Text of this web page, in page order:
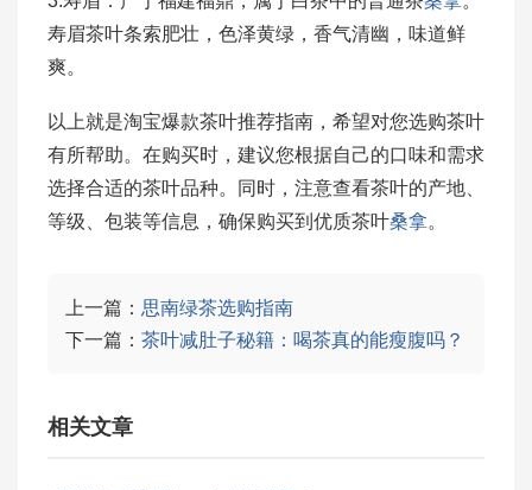
寿眉茶叶条索肥壮，色泽黄绿，香气清幽，味道鲜
爽。
以上就是淘宝爆款茶叶推荐指南，希望对您选购茶叶
有所帮助。在购买时，建议您根据自己的口味和需求
选择合适的茶叶品种。同时，注意查看茶叶的产地、
等级、包装等信息，确保购买到优质茶叶桑拿。
上一篇： 思南绿茶选购指南
下一篇： 茶叶减肚子秘籍：喝茶真的能瘦腹吗？
相关文章